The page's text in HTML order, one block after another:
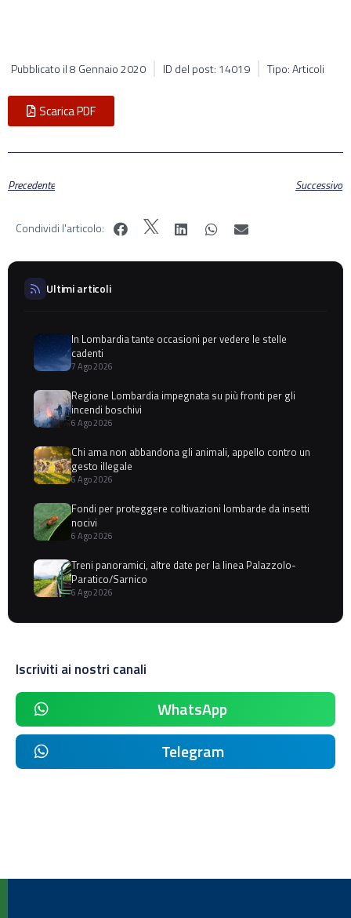
Pubblicato il8 Gennaio 2020 ID del post: 14019 Tipo: Articoli
Scarica PDF
Precedente Successivo
Condividi l'articolo:
Ultimi articoli
In Lombardia tante occasioni per vedere le stelle
cadenti
7 Ago 2026
Regione Lombardia impegnata su più fronti per gli
incendi boschivi
6 Ago 2026
Chi ama non abbandona gli animali, appello contro un
gesto illegale
6 Ago 2026
Fondi per proteggere coltivazioni lombarde da insetti
nocivi
6 Ago 2026
Treni panoramici, altre date per la linea Palazzolo-
Paratico/Sarnico
6 Ago 2026
Iscriviti ai nostri canali
WhatsApp
Telegram